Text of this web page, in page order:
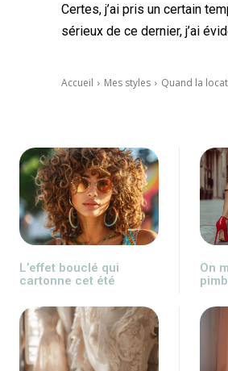
Certes, j’ai pris un certain
sérieux de ce dernier, j’ai
Accueil Mes styles Quand la
L’effet bouclé qui
cartonne cet été
On